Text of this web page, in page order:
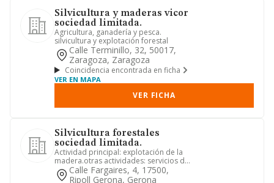
Silvicultura y maderas vicor
sociedad limitada.
Agricultura, ganadería y pesca.
silvicultura y explotación forestal
Calle Terminillo, 32, 50017,
Zaragoza, Zaragoza
Coincidencia encontrada en ficha
VER EN MAPA
VER FICHA
Silvicultura forestales
sociedad limitada.
Actividad principal: explotación de la
madera.otras actividades: servicios de
apoyo a la silvicultu...
Calle Fargaires, 4, 17500,
Ripoll Gerona, Gerona